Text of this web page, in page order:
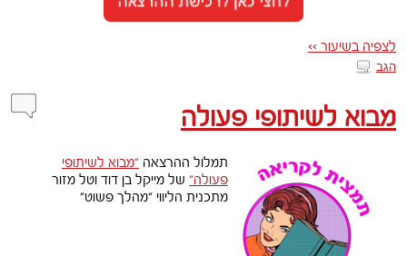
לצפיה בשיעור >>
הגב
מבוא לשיתופי פעולה
תמלול ההרצאה “מבוא לשיתופי
פעולה” של מייקל בן דוד וטל מזור
מתכנית הליווי “מהלך פשוט”